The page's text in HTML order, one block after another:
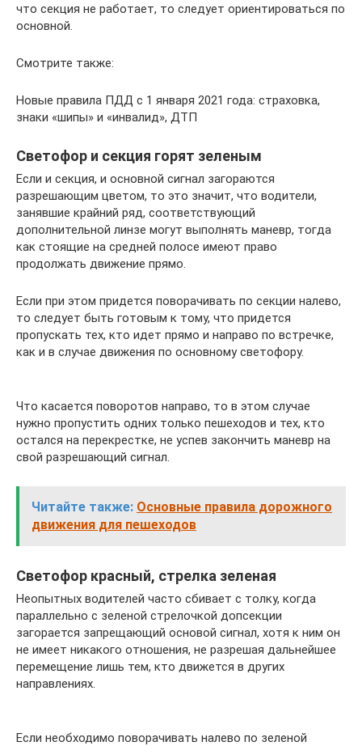
что секция не работает, то следует ориентироваться по
основной.
Смотрите также:
Новые правила ПДД с 1 января 2021 года: страховка,
знаки «шипы» и «инвалид», ДТП
Светофор и секция горят зеленым
Если и секция, и основной сигнал загораются
разрешающим цветом, то это значит, что водители,
занявшие крайний ряд, соответствующий
дополнительной линзе могут выполнять маневр, тогда
как стоящие на средней полосе имеют право
продолжать движение прямо.
Если при этом придется поворачивать по секции налево,
то следует быть готовым к тому, что придется
пропускать тех, кто идет прямо и направо по встречке,
как и в случае движения по основному светофору.
Что касается поворотов направо, то в этом случае
нужно пропустить одних только пешеходов и тех, кто
остался на перекрестке, не успев закончить маневр на
свой разрешающий сигнал.
Читайте также: Основные правила дорожного
движения для пешеходов
Светофор красный, стрелка зеленая
Неопытных водителей часто сбивает с толку, когда
параллельно с зеленой стрелочкой допсекции
загорается запрещающий основой сигнал, хотя к ним он
не имеет никакого отношения, не разрешая дальнейшее
перемещение лишь тем, кто движется в других
направлениях.
Если необходимо поворачивать налево по зеленой